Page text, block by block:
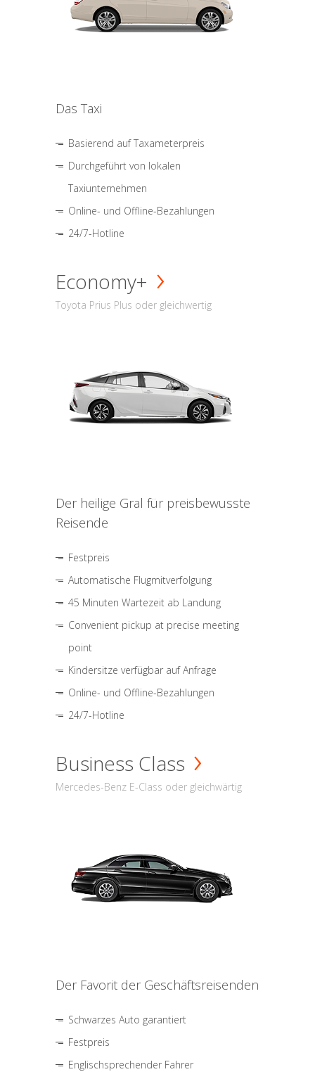
Das Taxi
Basierend auf Taxameterpreis
Durchgeführt von lokalen
Taxiunternehmen
Online- und Offline-Bezahlungen
24/7-Hotline
Economy+
Toyota Prius Plus oder gleichwertig
Der heilige Gral für preisbewusste
Reisende
Festpreis
Automatische Flugmitverfolgung
45 Minuten Wartezeit ab Landung
Convenient pickup at precise meeting
point
Kindersitze verfügbar auf Anfrage
Online- und Offline-Bezahlungen
24/7-Hotline
Business Class
Mercedes-Benz E-Class oder gleichwärtig
Der Favorit der Geschäftsreisenden
Schwarzes Auto garantiert
Festpreis
Englischsprechender Fahrer